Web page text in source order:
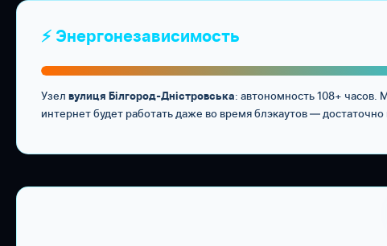
⚡ Энергонезависимость
Узел вулиця Білгород-Дністровська: автономность 108+ часов.
интернет будет работать даже во время блэкаутов —